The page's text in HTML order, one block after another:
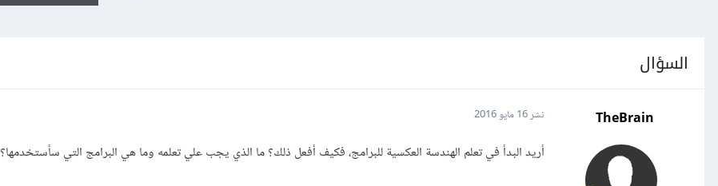
السؤال
TheBrain نشر16 مايو 2016
أريد البدأ في تعلم الهندسة العكسية للبرامج، فكيف أفعل ذلك؟ ما الذي يجب علي تعلمه وما هي البرامج التي سأستخدمها؟